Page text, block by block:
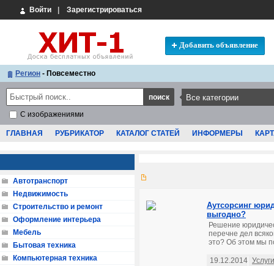
Войти Зарегистрироваться
Добавить объявление
Регион - Повсеместно
С изображениями
ГЛАВНАЯ РУБРИКАТОР КАТАЛОГ СТАТЕЙ ИНФОРМЕРЫ
Аутсорсинг
выгодно?
Решение
перечне дел
это? Об этом мы
19.12.2014 Услуги
Автотранспорт
Недвижимость
Строительство и ремонт
Оформление интерьера
Мебель
Бытовая техника
Компьютерная техника